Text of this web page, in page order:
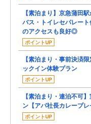
【素泊まり】京急蒲田
バス・トイレセパレー
のアクセスも良好◎
ポイントUP
【素泊まり・事前決済
ックイン体験プラン
ポイントUP
【素泊まり・連泊不可
ン【アパ社長カレープレ
ポイントUP